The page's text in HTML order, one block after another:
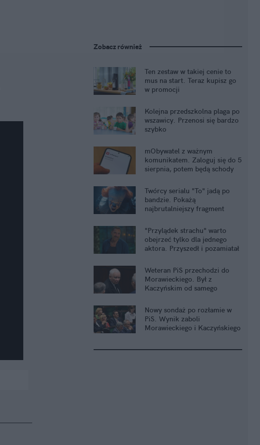
Zobacz również
Ten zestaw w takiej cenie to
mus na start. Teraz kupisz go
w promocji
Kolejna przedszkolna plaga po
wszawicy. Przenosi się bardzo
szybko
mObywatel z ważnym
komunikatem. Zaloguj się do 5
sierpnia, potem będą schody
Twórcy serialu "To" jadą po
bandzie. Pokażą
najbrutalniejszy fragment
"Przylądek strachu" warto
obejrzeć tylko dla jednego
aktora. Przyszedł i pozamiatał
Weteran PiS przechodzi do
Morawieckiego. Był z
Kaczyńskim od samego
Nowy sondaż po rozłamie w
PiS. Wynik zaboli
Morawieckiego i Kaczyńskiego